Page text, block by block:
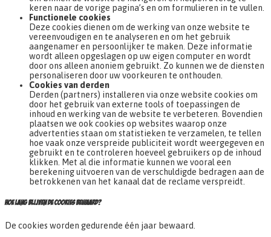
keren naar de vorige pagina’s en om formulieren in te vullen.
Functionele cookies
Deze cookies dienen om de werking van onze website te
vereenvoudigen en te analyseren en om het gebruik
aangenamer en persoonlijker te maken. Deze informatie
wordt alleen opgeslagen op uw eigen computer en wordt
door ons alleen anoniem gebruikt. Zo kunnen we de diensten
personaliseren door uw voorkeuren te onthouden.
Cookies van derden
Derden (partners) installeren via onze website cookies om
door het gebruik van externe tools of toepassingen de
inhoud en werking van de website te verbeteren. Bovendien
plaatsen we ook cookies op websites waarop onze
advertenties staan om statistieken te verzamelen, te tellen
hoe vaak onze verspreide publiciteit wordt weergegeven en
gebruikt en te controleren hoeveel gebruikers op de inhoud
klikken. Met al die informatie kunnen we vooral een
berekening uitvoeren van de verschuldigde bedragen aan de
betrokkenen van het kanaal dat de reclame verspreidt.
HOE LANG BLIJVEN DE COOKIES BEWAARD?
De cookies worden gedurende één jaar bewaard.